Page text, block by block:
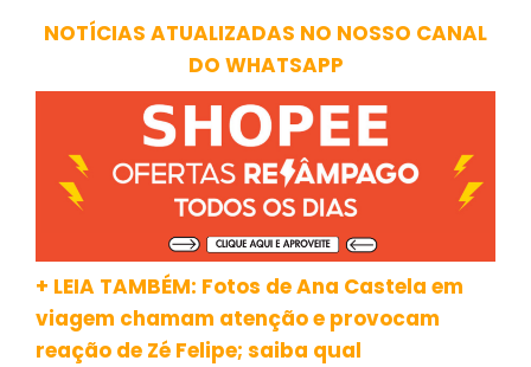
NOTÍCIAS ATUALIZADAS NO NOSSO CANAL
DO WHATSAPP
+ LEIA TAMBÉM: Fotos de Ana Castela em
viagem chamam atenção e provocam
reação de Zé Felipe; saiba qual